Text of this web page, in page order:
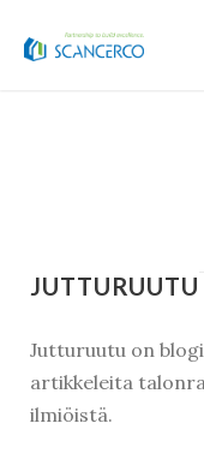
JUTTURUUTU
Jutturuutu on
artikkeleita
ilmiöistä.